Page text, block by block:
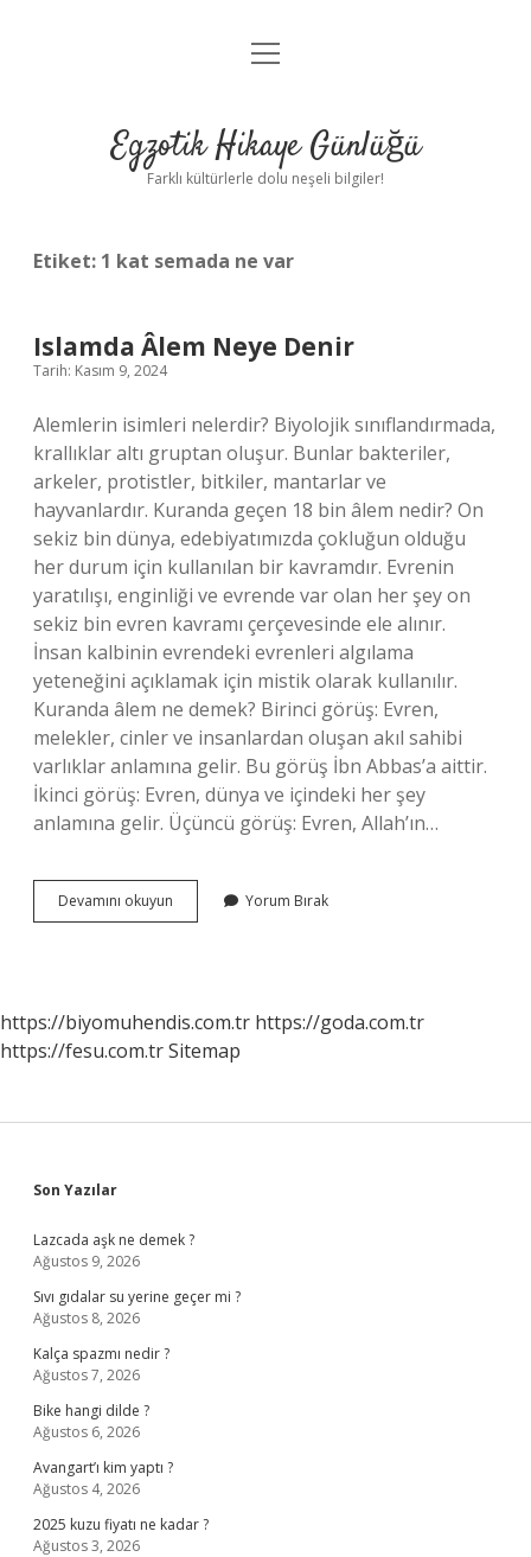
Anasayfa
Yasal Uyarı
menüyü
Egzotik Hikaye Günlüğü
Farklı kültürlerle dolu neşeli bilgiler!
Etiket: 1 kat semada ne var
Islamda Âlem Neye Denir
Tarih: Kasım 9, 2024
Alemlerin isimleri nelerdir? Biyolojik sınıflandırmada,
krallıklar altı gruptan oluşur. Bunlar bakteriler,
arkeler, protistler, bitkiler, mantarlar ve
hayvanlardır. Kuranda geçen 18 bin âlem nedir? On
sekiz bin dünya, edebiyatımızda çokluğun olduğu
her durum için kullanılan bir kavramdır. Evrenin
yaratılışı, enginliği ve evrende var olan her şey on
sekiz bin evren kavramı çerçevesinde ele alınır.
İnsan kalbinin evrendeki evrenleri algılama
yeteneğini açıklamak için mistik olarak kullanılır.
Kuranda âlem ne demek? Birinci görüş: Evren,
melekler, cinler ve insanlardan oluşan akıl sahibi
varlıklar anlamına gelir. Bu görüş İbn Abbas’a aittir.
İkinci görüş: Evren, dünya ve içindeki her şey
anlamına gelir. Üçüncü görüş: Evren, Allah’ın…
Devamını okuyun Islamda
Âlem
Yorum Bırak
https://biyomuhendis.com.tr https://goda.com.tr
https://fesu.com.trSitemap
Sidebar
Son Yazılar
Lazcada aşk ne demek ?
Ağustos 9, 2026
Sıvı gıdalar su yerine geçer mi ?
Ağustos 8, 2026
Kalça spazmı nedir ?
Ağustos 7, 2026
Bike hangi dilde ?
Ağustos 6, 2026
Avangart’ı kim yaptı ?
Ağustos 4, 2026
2025 kuzu fiyatı ne kadar ?
Ağustos 3, 2026